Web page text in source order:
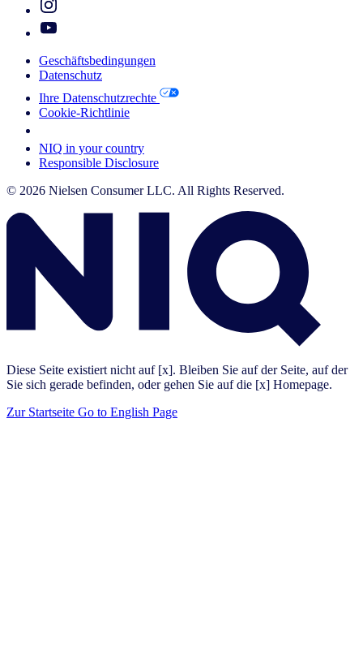
Geschäftsbedingungen
Datenschutz
Ihre Datenschutzrechte
Cookie-Richtlinie
NIQ in your country
Responsible Disclosure
© 2026 Nielsen Consumer LLC. All Rights Reserved.
Diese Seite existiert nicht auf [x]. Bleiben Sie auf der Seite, auf der
Sie sich gerade befinden, oder gehen Sie auf die [x] Homepage.
Zur Startseite Go to English Page